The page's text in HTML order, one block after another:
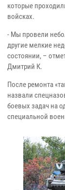
которые
войсках.
- Мы провели
другие мелкие
состоянии, –
Дмитрий К.
После ремонта
назвали
боевых задач на
специальной